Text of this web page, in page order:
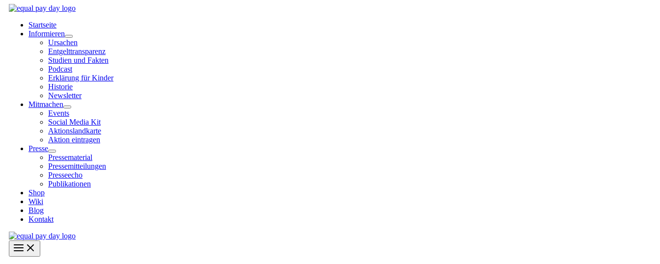
Zum
springenStartseite
Informieren
Ursachen
Entgelttransparenz
Studien und Fakten
Podcast
Erklärung für Kinder
Historie
Newsletter
Mitmachen
Events
Social Media Kit
Aktionslandkarte
Aktion eintragen
Presse
Pressematerial
Pressemitteilungen
Presseecho
Publikationen
Shop
Wiki
Blog
Kontakt